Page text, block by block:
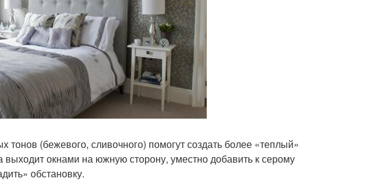
тонов (бежевого, сливочного) помогут создать более «теплый»
выходит окнами на южную сторону, уместно добавить к серому
обстановку.